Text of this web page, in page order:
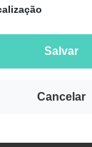
Salvar
Cancelar
destinado
para